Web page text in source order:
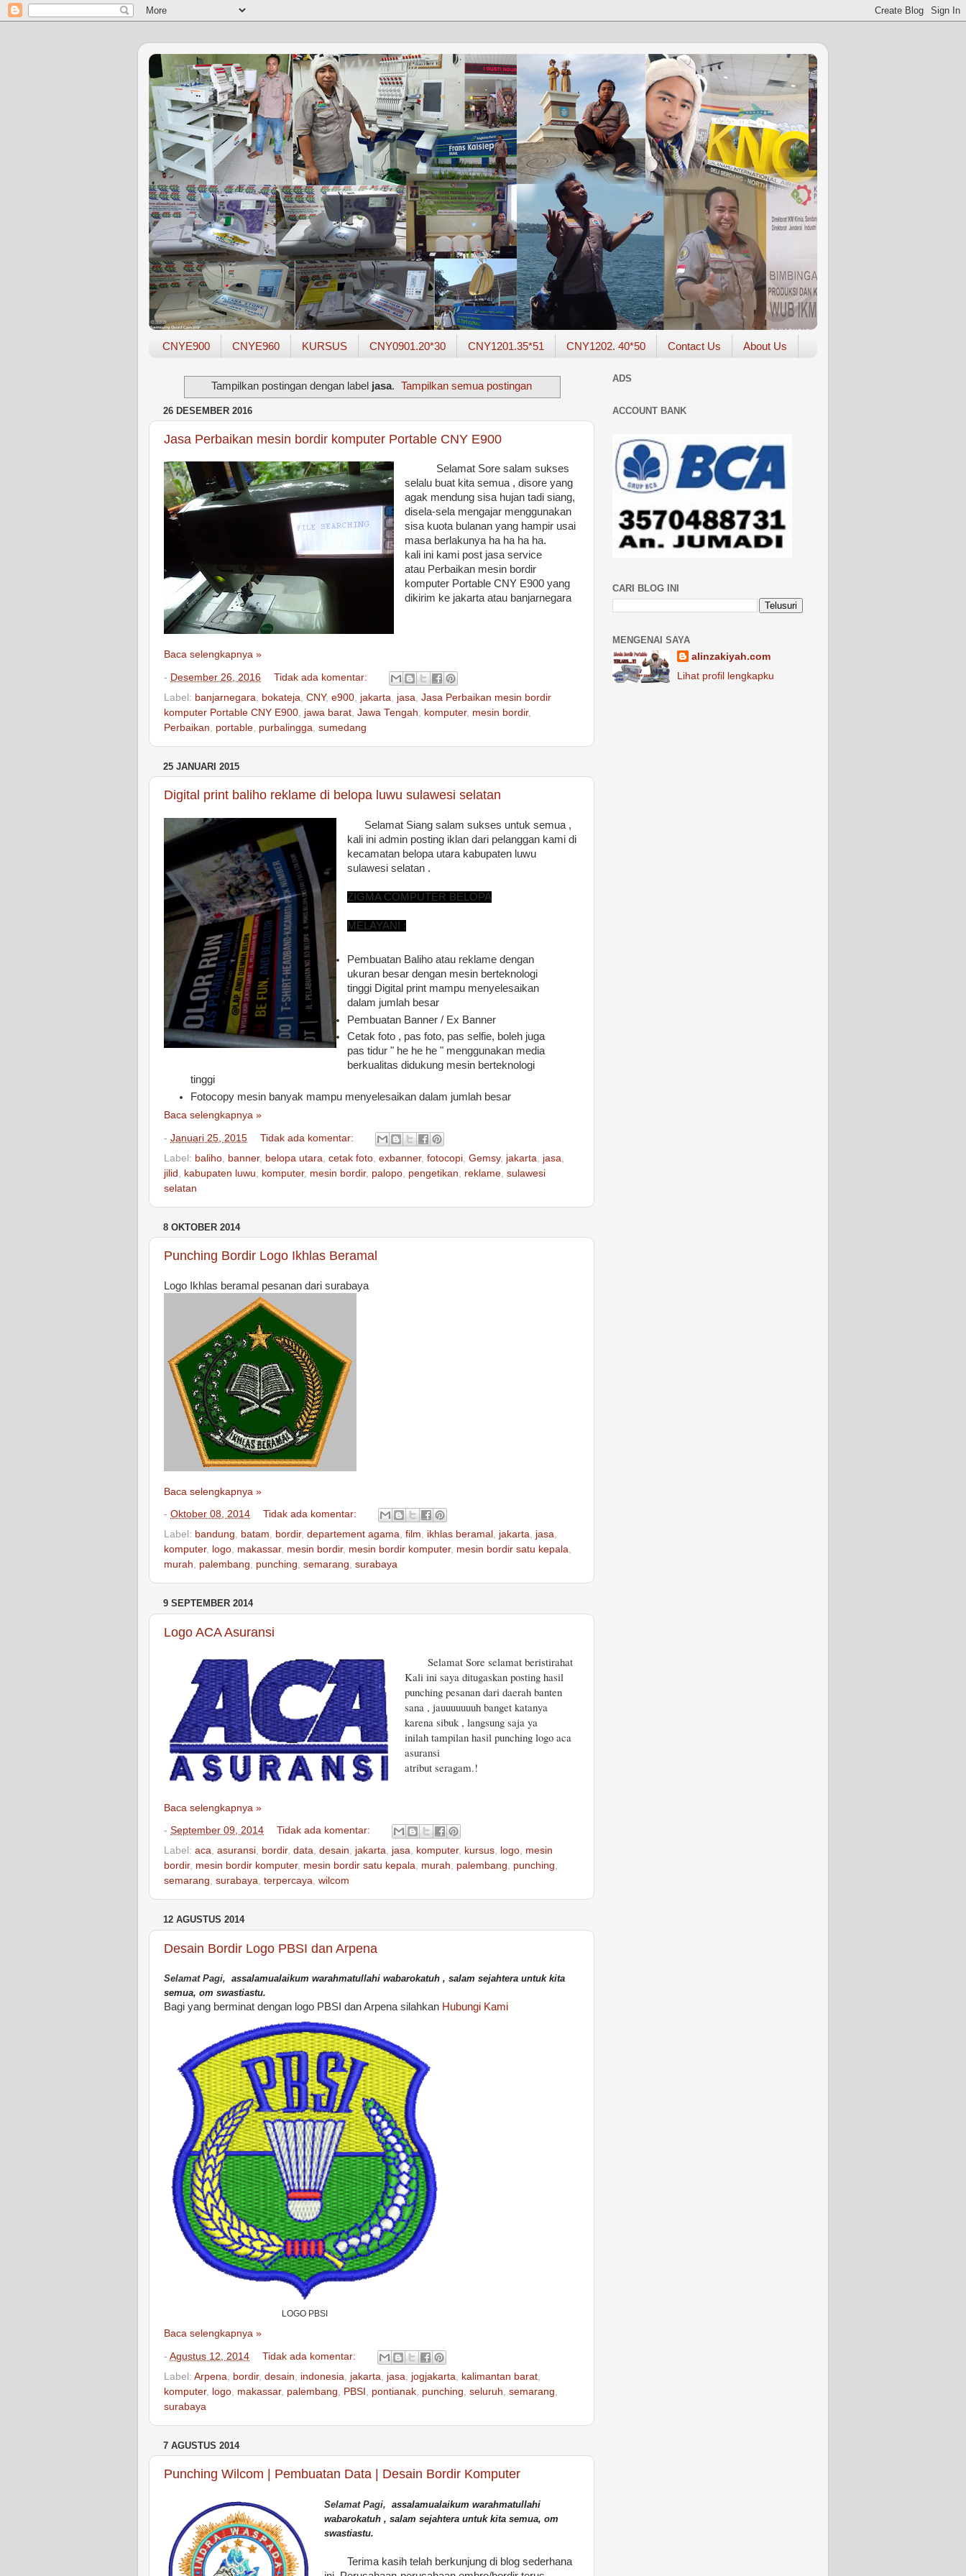
CNYE900 CNYE960 KURSUS CNY0901.20*30 CNY1201.35*51 CNY1202. 40*50 Contact Us About Us
Tampilkan postingan dengan label jasa. Tampilkan semua postingan
26 DESEMBER 2016
Jasa Perbaikan mesin bordir komputer Portable CNY E900
Selamat Sore salam sukses
selalu buat kita semua , disore yang
agak mendung sisa hujan tadi siang,
disela-sela mengajar menggunakan
sisa kuota bulanan yang hampir usai
masa berlakunya ha ha ha ha.
kali ini kami post jasa service
atau Perbaikan mesin bordir
komputer Portable CNY E900 yang
dikirim ke jakarta atau banjarnegara
Baca selengkapnya »
- Desember 26, 2016
Tidak ada komentar:
Label: banjarnegara bokateja CNY, e900 jakarta jasa Jasa Perbaikan mesin bordir
komputer Portable CNY E900 jawa barat Jawa Tengah komputer, mesin bordir,
Perbaikan
portable purbalingga sumedang
25 JANUARI 2015
Digital print baliho reklame di belopa luwu sulawesi selatan
Selamat Siang salam sukses untuk semua ,
kali ini admin posting iklan dari pelanggan kami di
kecamatan belopa utara kabupaten luwu
sulawesi selatan .
ZIGMA COMPUTER BELOPA
MELAYANI :
Pembuatan Baliho atau reklame dengan
ukuran besar dengan mesin berteknologi
tinggi Digital print mampu menyelesaikan
dalam jumlah besar
Pembuatan Banner / Ex Banner
Cetak foto , pas foto, pas selfie, boleh juga
pas tidur " he he he " menggunakan media
berkualitas didukung mesin berteknologi
tinggi
Fotocopy mesin banyak mampu menyelesaikan dalam jumlah besar
Baca selengkapnya »
- Januari 25, 2015
Tidak ada komentar:
Label: baliho banner, belopa utara cetak foto exbanner, fotocopi Gemsy, jakarta jasa
jilid
kabupaten luwu komputer, mesin bordir, palopo pengetikan reklame sulawesi
selatan
8 OKTOBER 2014
Punching Bordir Logo Ikhlas Beramal
Logo Ikhlas beramal pesanan dari surabaya
Baca selengkapnya »
- Oktober 08, 2014
Tidak ada komentar:
Label: bandung, batam, bordir, departement agama, film, ikhlas beramal , jakarta, jasa,
komputer, logo, makassar, mesin bordir, mesin bordir komputer, mesin bordir satu kepala,
murah, palembang, punching, semarang, surabaya
9 SEPTEMBER 2014
Logo ACA Asuransi
Selamat Sore selamat beristirahat
Kali ini saya ditugaskan posting hasil
punching pesanan dari daerah banten
sana , jauuuuuuuh banget katanya
karena sibuk , langsung saja ya
inilah tampilan hasil punching logo aca
asuransi
atribut seragam.!
Baca selengkapnya »
- September 09, 2014
Tidak ada komentar:
Label: aca, asuransi, bordir, data, desain, jakarta, jasa, komputer, kursus, logo, mesin
bordir, mesin bordir komputer, mesin bordir satu kepala, murah, palembang, punching,
semarang, surabaya, terpercaya, wilcom
12 AGUSTUS 2014
Desain Bordir Logo PBSI dan Arpena
Selamat Pagi, assalamualaikum warahmatullahi wabarokatuh , salam sejahtera untuk kita
semua, om swastiastu.
Bagi yang berminat dengan logo PBSI dan Arpena silahkan Hubungi Kami
LOGO PBSI
Baca selengkapnya »
- Agustus 12, 2014
Tidak ada komentar:
Label: Arpena bordir, desain indonesia jakarta jasa jogjakarta kalimantan barat
komputer, logo makassar, palembang PBSI pontianak punching seluruh semarang
surabaya
7 AGUSTUS 2014
Punching Wilcom | Pembuatan Data | Desain Bordir Komputer
Selamat Pagi, assalamualaikum warahmatullahi
wabarokatuh, salam sejahtera untuk kita semua, om
swastiastu.
Terima kasih telah berkunjung di blog sederhana
ADS
ACCOUNT BANK
CARI BLOG INI
MENGENAI SAYA
alinzakiyah.com
Lihat profil lengkapku